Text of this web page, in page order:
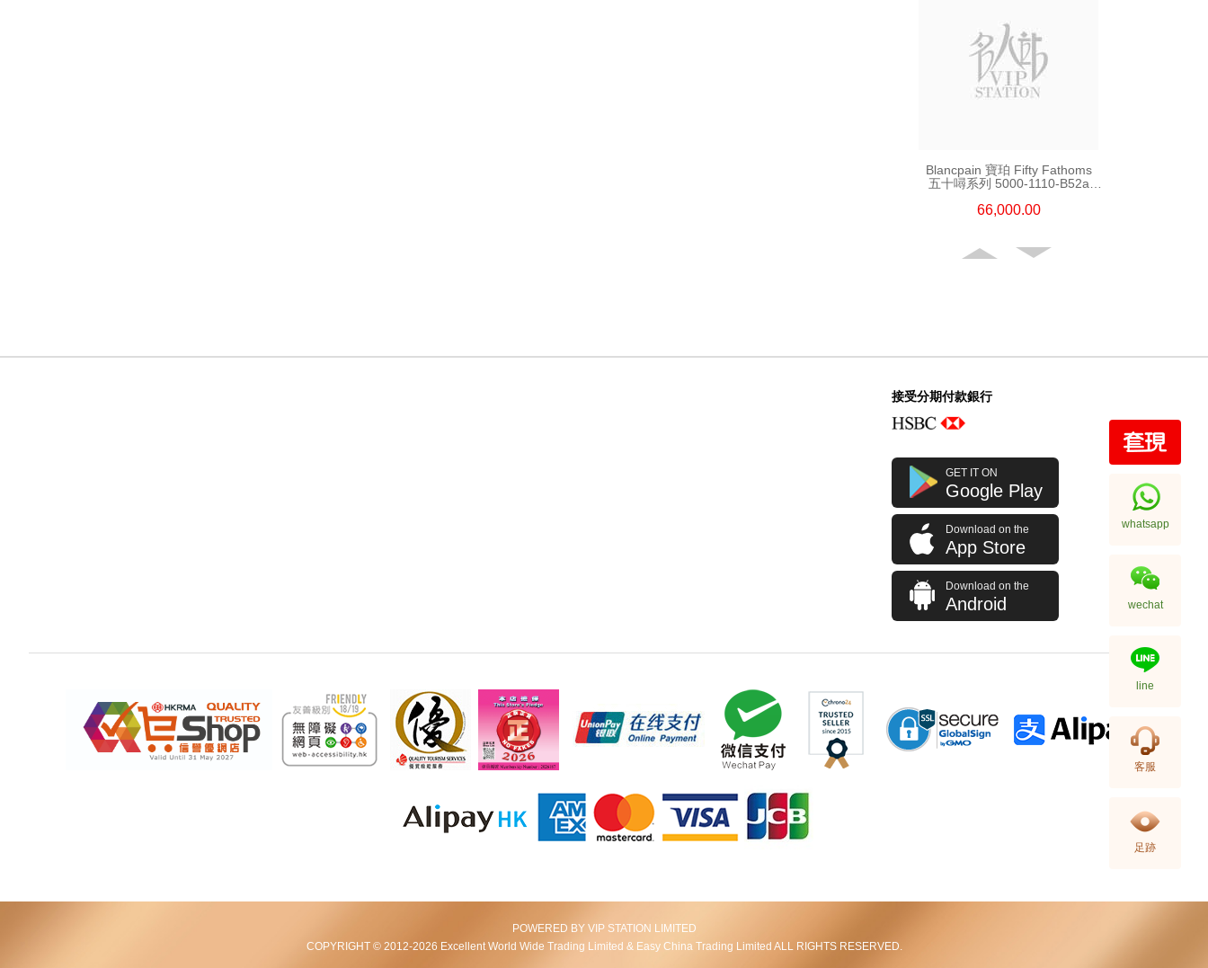
Blancpain 寶珀 Fifty Fathoms
五十噚系列 5000-1110-B52a
66,000.00
Blancpain 寶珀 Fifty Fathoms
五十噚系列 5200-0153-B52a
陶瓷
108,000.00
接受分期付款銀行
GET IT ON
Google Play
Download on the
App Store
Download on the
Android
POWERED BY VIP STATION LIMITED
COPYRIGHT © 2012-2026 Excellent World Wide Trading Limited & Easy China Trading Limited ALL RIGHTS RESERVED.
whatsapp
wechat
line
客服
足跡